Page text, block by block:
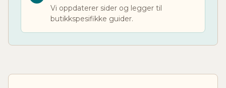
Vi oppdaterer sider og legger til
butikkspesifikke guider.